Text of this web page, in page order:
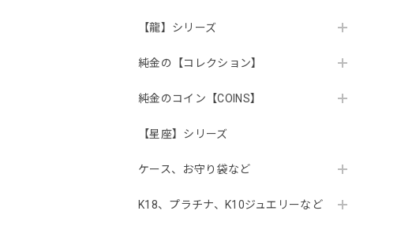
【龍】シリーズ
純金の【コレクション】
純金のコイン【COINS】
【星座】シリーズ
ケース、お守り袋など
K18、プラチナ、K10ジュエリーなど